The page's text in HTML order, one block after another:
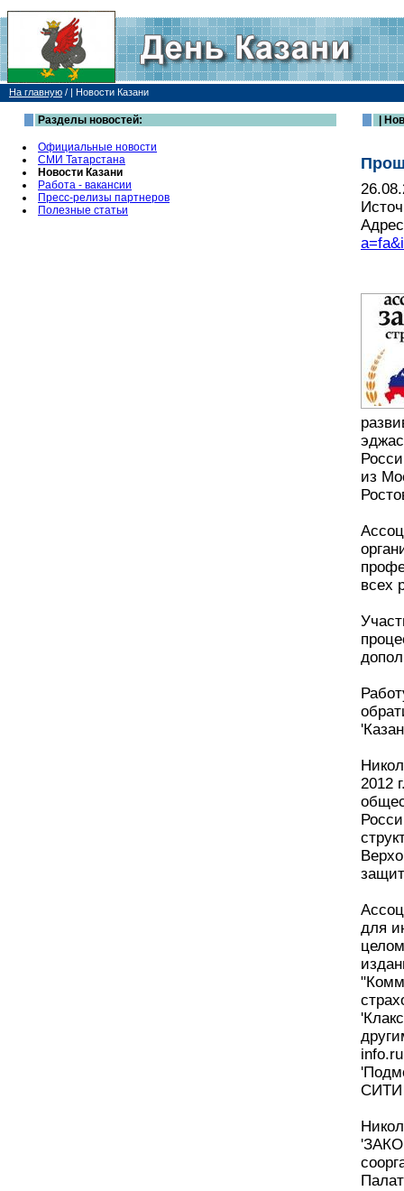
На главную / | Новости Казани
Разделы новостей:
Официальные новости
СМИ Татарстана
Новости Казани
Работа - вакансии
Пресс-релизы партнеров
Полезные статьи
|
из
всех
2012
для
СИТИ